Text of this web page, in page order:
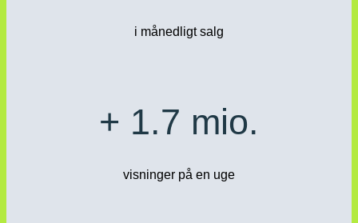
i månedligt salg
+ 1.7 mio.
visninger på en uge